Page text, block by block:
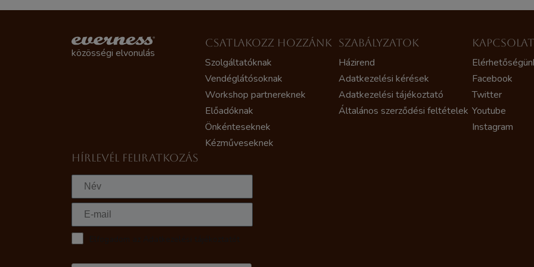
közösségi elvonulás
CSATLAKOZZ HOZZÁNK
Szolgáltatóknak
Vendéglátósoknak
Workshop partnereknek
Előadóknak
Önkénteseknek
Kézműveseknek
SZABÁLYZATOK
Házirend
Adatkezelési kérések
Adatkezelési tájékoztató
Általános szerződési feltételek
KAPCSOLAT
Facebook
Twitter
Youtube
Instagram
HÍRLEVÉL FELIRATKOZÁS